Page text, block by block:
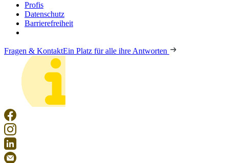
Profis
Datenschutz
Barrierefreiheit
Fragen & KontaktEin Platz für alle ihre Antworten